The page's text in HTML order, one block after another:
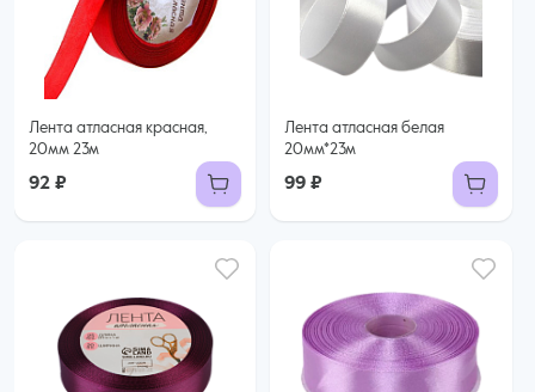
Лента атласная красная,
20мм 23м
92 ₽
Лента атласная белая
20мм*23м
99 ₽